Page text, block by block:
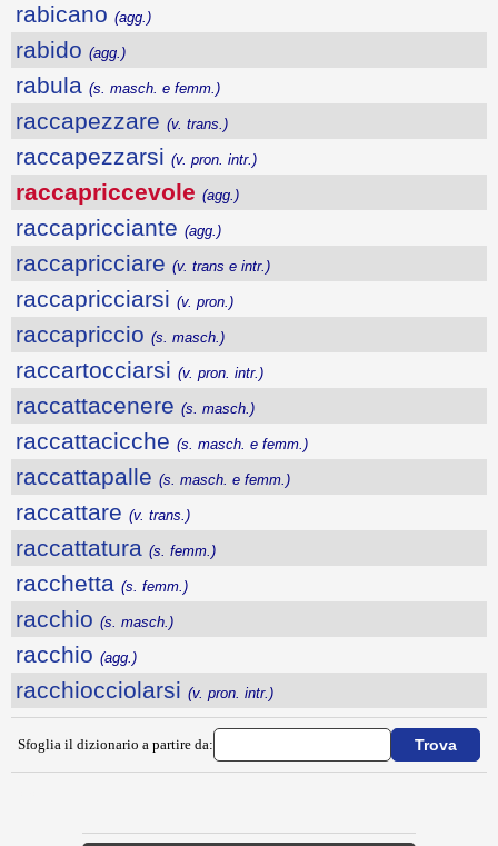
rabicano (agg.)
rabido (agg.)
rabula (s. masch. e femm.)
raccapezzare (v. trans.)
raccapezzarsi (v. pron. intr.)
raccapriccevole (agg.)
raccapricciante (agg.)
raccapricciare (v. trans e intr.)
raccapricciarsi (v. pron.)
raccapriccio (s. masch.)
raccartocciarsi (v. pron. intr.)
raccattacenere (s. masch.)
raccattacicche (s. masch. e femm.)
raccattapalle (s. masch. e femm.)
raccattare (v. trans.)
raccattatura (s. femm.)
racchetta (s. femm.)
racchio (s. masch.)
racchio (agg.)
racchiocciolarsi (v. pron. intr.)
Sfoglia il dizionario a partire da: